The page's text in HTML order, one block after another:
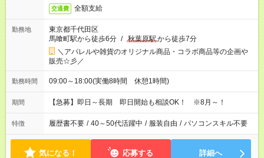
交通費 全額支給
勤務地
東京都千代田区
馬喰町駅から徒歩6分 / 秋葉原駅から徒歩7分
＼アパレルや雑貨のオリジナル商品・コラボ商品等の企画や
販売☆彡／
勤務時間 09:00～18:00(実働8時間 休憩1時間)
期間 【急募】即日～長期 即日開始も相談OK！ ※8月～！
特徴 履歴書不要 / 40～50代活躍中 / 服装自由 / パソコンスキル不要
気になる！ 応募する 詳細へ